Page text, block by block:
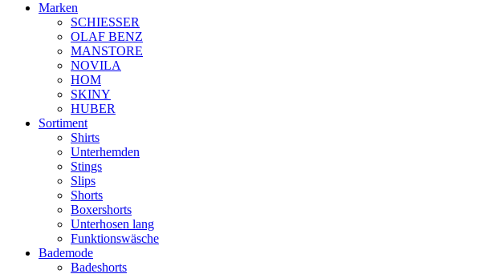
Marken
SCHIESSER
OLAF BENZ
MANSTORE
NOVILA
HOM
SKINY
HUBER
Sortiment
Shirts
Unterhemden
Stings
Slips
Shorts
Boxershorts
Unterhosen lang
Funktionswäsche
Bademode
Badeshorts